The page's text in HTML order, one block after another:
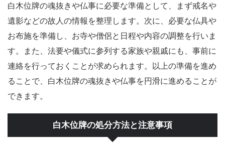
白木位牌の魂抜きや仏事に必要な準備として、まず戒名や
遺影などの故人の情報を整理します。次に、必要な仏具や
お布施を準備し、お寺や僧侶と日程や内容の調整を行いま
す。また、法要や儀式に参列する家族や親戚にも、事前に
連絡を行っておくことが求められます。以上の準備を進め
ることで、白木位牌の魂抜きや仏事を円滑に進めることが
できます。
白木位牌の処分方法と注意事項